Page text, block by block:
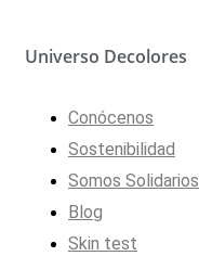
Universo Decolores
Conócenos
Sostenibilidad
Somos Solidarios
Blog
Skin test